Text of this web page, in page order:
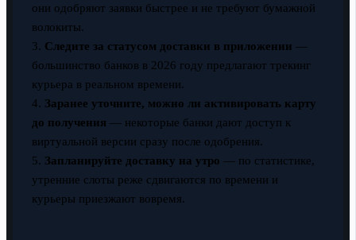
они одобряют заявки быстрее и не требуют бумажной
волокиты.
3. Следите за статусом доставки в приложении —
большинство банков в 2026 году предлагают трекинг
курьера в реальном времени.
4. Заранее уточните, можно ли активировать карту
до получения — некоторые банки дают доступ к
виртуальной версии сразу после одобрения.
5. Запланируйте доставку на утро — по статистике,
утренние слоты реже сдвигаются по времени и
курьеры приезжают вовремя.